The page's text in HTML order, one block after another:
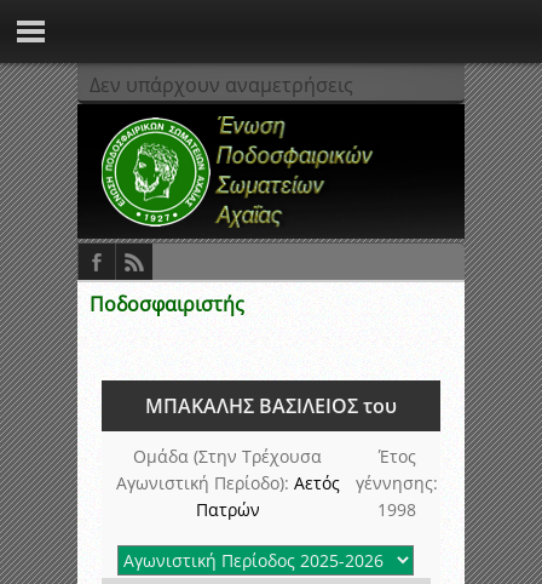
Δεν υπάρχουν αναμετρήσεις
Ποδοσφαιριστής
ΜΠΑΚΑΛΗΣ ΒΑΣΙΛΕΙΟΣ του
Ομάδα (Στην Τρέχουσα
Αγωνιστική Περίοδο): Αετός
Πατρών
Έτος
γέννησης:
1998